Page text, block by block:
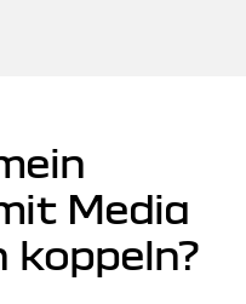
Media
koppeln?